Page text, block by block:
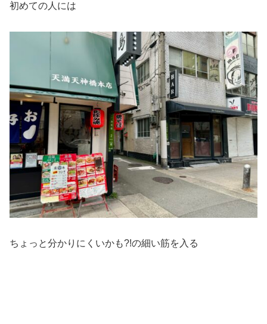
初めての人には
ちょっと分かりにくいかも?!の細い筋を入る